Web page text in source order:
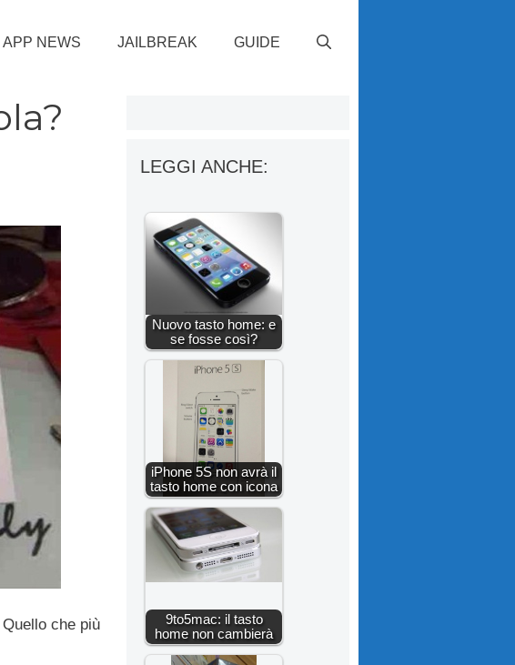
APP NEWS JAILBREAK GUIDE
Quello che più
LEGGI ANCHE:
Nuovo tasto home: e
se fosse così?
iPhone 5S non avrà il
tasto home con icona
9to5mac: il tasto
home non cambierà